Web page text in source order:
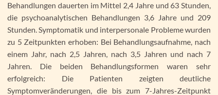
Behandlungen dauerten im Mittel 2,4 Jahre und 63 Stunden,
die psychoanalytischen Behandlungen 3,6 Jahre und 209
Stunden. Symptomatik und interpersonale Probleme wurden
zu 5 Zeitpunkten erhoben: Bei Behandlungsaufnahme, nach
einem Jahr, nach 2,5 Jahren, nach 3,5 Jahren und nach 7
Jahren. Die beiden Behandlungsformen waren sehr
erfolgreich: Die Patienten zeigten deutliche
Symptomveränderungen, die bis zum 7-Jahres-Zeitpunkt